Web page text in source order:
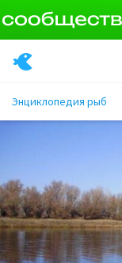
Энциклопедия рыб